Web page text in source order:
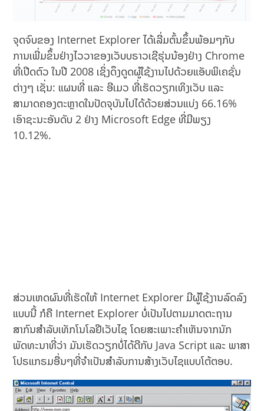
ຈຸດຈົບຂອງ Internet Explorer ໄດ້ເລີ່ມຕົ້ນຂຶ້ນພ້ອມໆກັບ
ການເພີ່ມຂຶ້ນຢ່າງໄວວາຂອງເວັບບຣາວເຊີຮຸ່ນນ້ອງຢ່າງ Chrome
ທີ່ເປີດຕົວ ໃນປີ 2008 ເຊິ່ງດຶງດູດຜູ້ໃຊ້ງານໄປດ້ວຍແອັບພິເຄຊັ່ນ
ຕ່າງໆ ເຊັ່ນ: ແຜນທີ່ ແລະ ອີເມວ ທີ່ເຮັດວຽກເທິງເວັບ ແລະ
ສາມາດຄອງຕະຫຼາດໃນປັດຈຸບັນໄປໄດ້ດ້ວຍສ່ວນແບ່ງ 66.16%
ເອົາຊະນະອັນດັບ 2 ຢ່າງ Microsoft Edge ທີ່ມີພຽງ
10.12%.
ສ່ວນເຫດຜົນທີ່ເຮັດໃຫ້ Internet Explorer ມີຜູ້ໃຊ້ງານລົດລົງ
ແບບນີ້ ກໍຄື Internet Explorer ບໍ່ເປັນໄປຕາມມາດຕະຖານ
ສາກົນສຳລັບເທັກໂນໂລຢີເວັບໄຊ ໂດຍສະເພາະຄຳເຫັນຈາກນັກ
ພັດທະນາທີ່ວ່າ ມັນເຮັດວຽກບໍ່ໄດ້ດີກັບ Java Script ແລະ ພາສາ
ໂປຣແກຣມອື່ນໆທີ່ຈຳເປັນສຳລັບການສ້າງເວັບໄຊແບບໂຕ້ຕອບ.